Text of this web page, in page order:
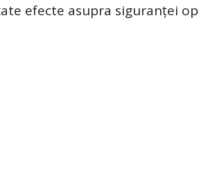
efecte asupra siguranței